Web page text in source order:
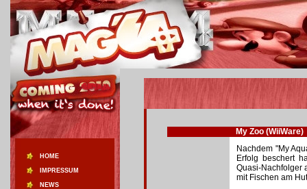
HOME
IMPRESSUM
NEWS
My Zoo (WiiWare)
Nachdem "My
Erfolg beschert
Quasi-Nachfolger
mit Fischen am